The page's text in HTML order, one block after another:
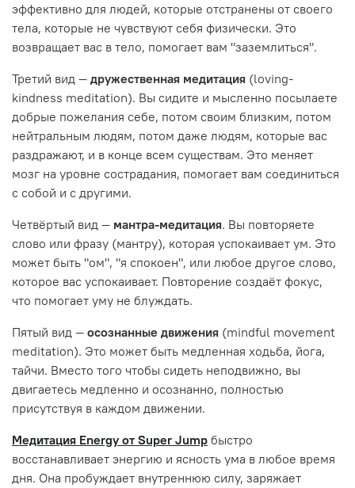
эффективно для людей, которые отстранены от своего
тела, которые не чувствуют себя физически. Это
возвращает вас в тело, помогает вам "заземлиться".
Третий вид — дружественная медитация (loving-
kindness meditation). Вы сидите и мысленно посылаете
добрые пожелания себе, потом своим близким, потом
нейтральным людям, потом даже людям, которые вас
раздражают, и в конце всем существам. Это меняет
мозг на уровне сострадания, помогает вам соединиться
с собой и с другими.
Четвёртый вид — мантра-медитация. Вы повторяете
слово или фразу (мантру), которая успокаивает ум. Это
может быть "ом", "я спокоен", или любое другое слово,
которое вас успокаивает. Повторение создаёт фокус,
что помогает уму не блуждать.
Пятый вид — осознанные движения (mindful movement
meditation). Это может быть медленная ходьба, йога,
тайчи. Вместо того чтобы сидеть неподвижно, вы
двигаетесь медленно и осознанно, полностью
присутствуя в каждом движении.
Медитация Energy от Super Jump быстро
восстанавливает энергию и ясность ума в любое время
дня. Она пробуждает внутреннюю силу, заряжает